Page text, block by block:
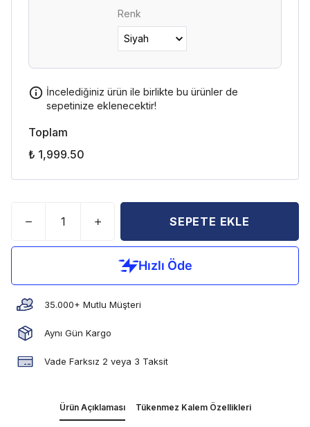
Renk
İncelediğiniz ürün ile birlikte bu ürünler de
sepetinize eklenecektir!
Toplam
₺ 1,999.50
SEPETE EKLE
35.000+ Mutlu Müşteri
Aynı Gün Kargo
Vade Farksız 2 veya 3 Taksit
Ürün Açıklaması Tükenmez Kalem Özellikleri